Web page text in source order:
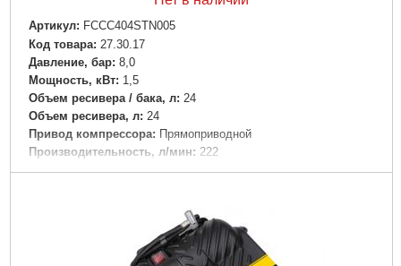
Артикул: FCCC404STN005
Код товара: 27.30.17
Давление, бар: 8,0
Мощность, кВт: 1,5
Объем ресивера / бака, л: 24
Объем ресивера, л: 24
Привод компрессора: Прямоприводной
Производительность, л/мин: 222
Тип компрессора: Поршневой
Подробнее...